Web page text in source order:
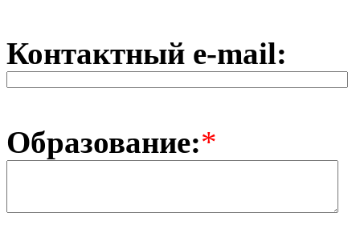
Контактный e-mail:
Образование:*